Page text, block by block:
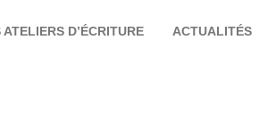
ATELIERS D’ÉCRITURE ACTUALITÉS